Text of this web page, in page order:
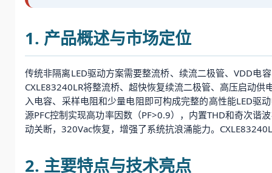
1. 产品概述与市场定位
传统非隔离LED驱动方案需要整流桥、续流二极管、VDD电
CXLE83240LR将整流桥、超快恢复续流二极管、高压启动
入电容、采样电阻和少量电阻即可构成完整的高性能LED驱
源PFC控制实现高功率因数（PF>0.9），内置THD和奇次
动关断，320Vac恢复，增强了系统抗浪涌能力。
2. 主要特点与技术亮点